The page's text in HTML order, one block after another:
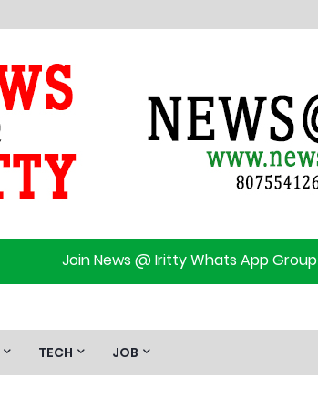
Join News @ Iritty Whats App Group
TECH JOB